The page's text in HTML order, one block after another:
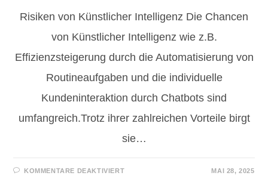
Risiken von Künstlicher Intelligenz Die Chancen
von Künstlicher Intelligenz wie z.B.
Effizienzsteigerung durch die Automatisierung von
Routineaufgaben und die individuelle
Kundeninteraktion durch Chatbots sind
umfangreich.Trotz ihrer zahlreichen Vorteile birgt
sie…
KOMMENTARE DEAKTIVIERT MAI 28, 2025